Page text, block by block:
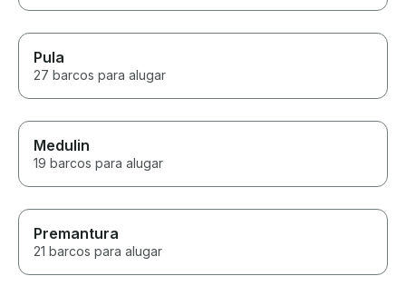
Pula
27 barcos para alugar
Medulin
19 barcos para alugar
Premantura
21 barcos para alugar